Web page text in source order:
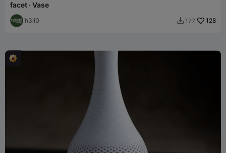
facet · Vase
h3li0  177 128